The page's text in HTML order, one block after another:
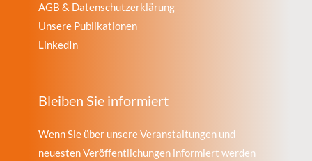
AGB & Datenschutzerklärung
Unsere Publikationen
LinkedIn
Bleiben Sie informiert
Wenn Sie über unsere Veranstaltungen und
neuesten Veröffentlichungen informiert werden